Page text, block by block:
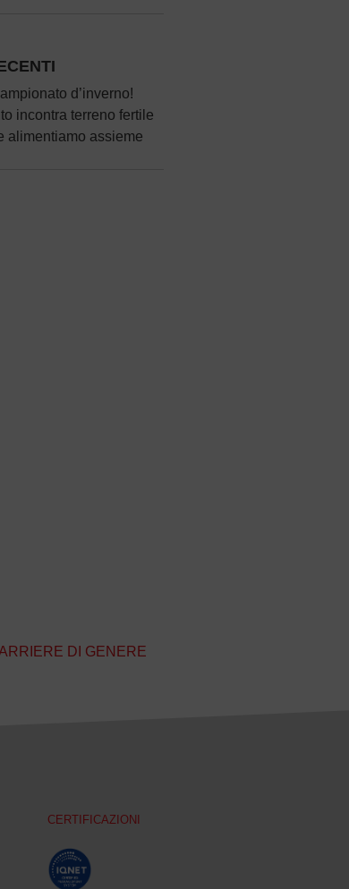
d’inverno!
incontra terreno fertile
alimentiamo assieme
DI GENERE
CERTIFICAZIONI